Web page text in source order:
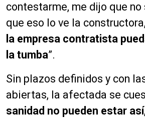
contestarme, me dijo que no
que eso lo ve la
la empresa contratista
la tumba”.
Sin plazos definidos y con
abiertas, la afectada se
sanidad no pueden estar así